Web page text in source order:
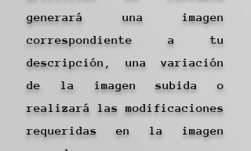
generará una imagen
correspondiente a tu
descripción, una variación
de la imagen subida o
realizará las modificaciones
requeridas en la imagen